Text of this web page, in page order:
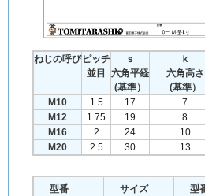
ねじの呼び ピッチ
並目
ｓ
六角平経
(基準）
ｋ
六角高さ
(基準）
M10
1.5 17 7
M12
1.75 19 8
M16
2 24 10
M20
2.5 30 13
型番 サイズ 型